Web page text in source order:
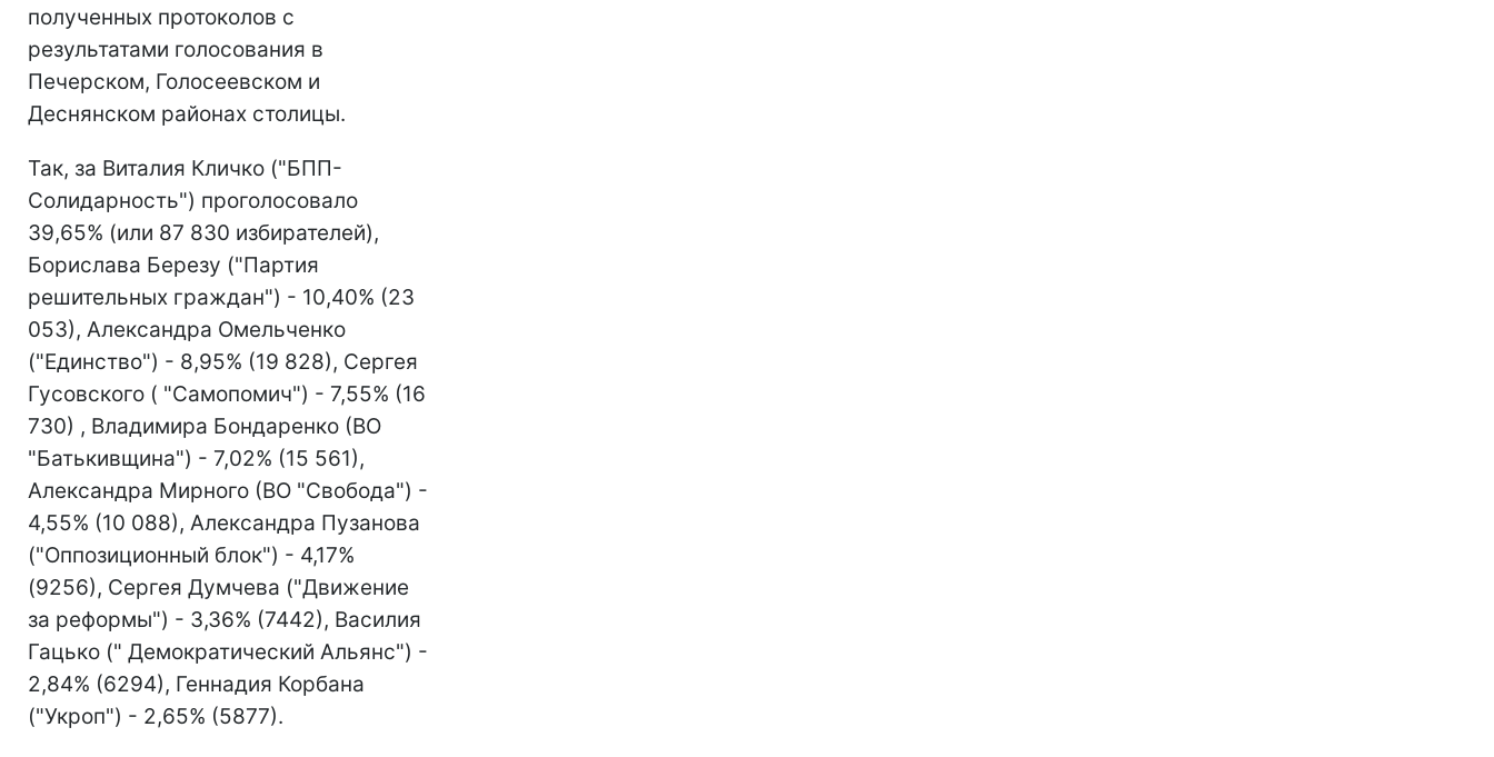
полученных протоколов с
результатами голосования в
Печерском, Голосеевском и
Деснянском районах столицы.
Так, за Виталия Кличко ("БПП-
Солидарность") проголосовало
39,65% (или 87 830 избирателей),
Борислава Березу ("Партия
решительных граждан") - 10,40% (23
053), Александра Омельченко
("Единство") - 8,95% (19 828), Сергея
Гусовского ( "Самопомич") - 7,55% (16
730) , Владимира Бондаренко (ВО
"Батькивщина") - 7,02% (15 561),
Александра Мирного (ВО "Свобода") -
4,55% (10 088), Александра Пузанова
("Оппозиционный блок") - 4,17%
(9256), Сергея Думчева ("Движение
за реформы") - 3,36% (7442), Василия
Гацько (" Демократический Альянс") -
2,84% (6294), Геннадия Корбана
("Укроп") - 2,65% (5877).